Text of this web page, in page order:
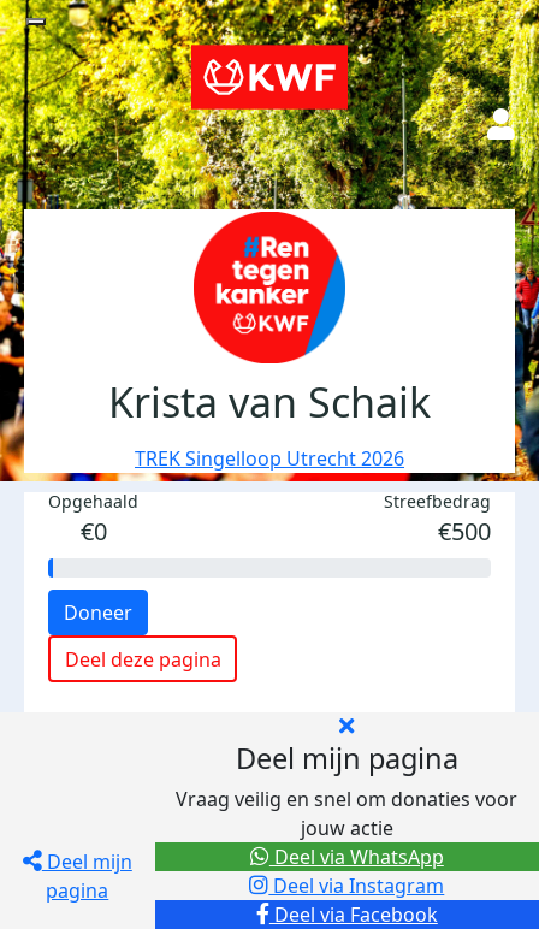
Krista van Schaik
TREK Singelloop Utrecht 2026
Opgehaald
€0
Streefbedrag
€500
Doneer
Deel deze pagina
Deel mijn
pagina
Deel mijn pagina
Vraag veilig en snel om donaties voor
jouw actie
Deel via Facebook
Deel via Instagram
Deel via WhatsApp